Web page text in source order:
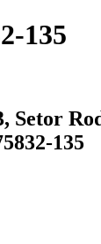
135
Setor
135